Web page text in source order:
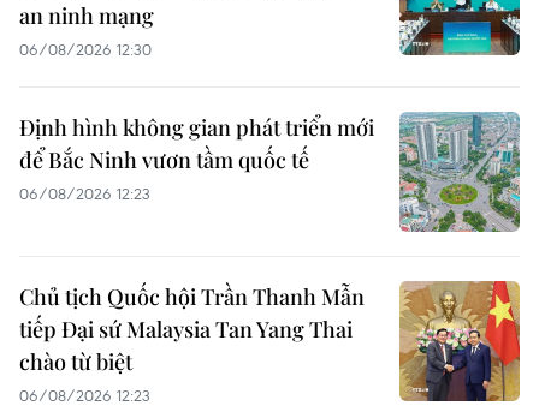
an ninh mạng
06/08/2026 12:30
Định hình không gian phát triển mới
để Bắc Ninh vươn tầm quốc tế
06/08/2026 12:23
Chủ tịch Quốc hội Trần Thanh Mẫn
tiếp Đại sứ Malaysia Tan Yang Thai
chào từ biệt
06/08/2026 12:23